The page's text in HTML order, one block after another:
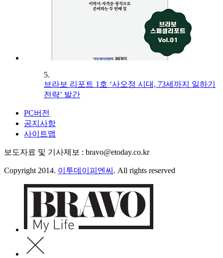
5.
브라보 리포트 1호 ‘사오정 시대, 73세까지 일하기
전략’ 발간
PC버전
공지사항
사이트맵
보도자료 및 기사제보 : bravo@etoday.co.kr
Copyright 2014. 이투데이피엔씨 . All rights reserved